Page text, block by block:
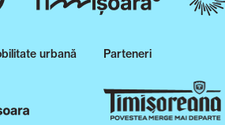
urbană Parteneri